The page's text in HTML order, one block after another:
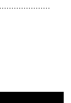
………………………